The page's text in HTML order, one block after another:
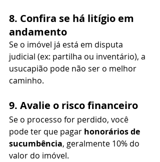
8. Confira se há litígio em
andamento
Se o imóvel já está em disputa
judicial (ex: partilha ou inventário), a
usucapião pode não ser o melhor
caminho.
9. Avalie o risco financeiro
Se o processo for perdido, você
pode ter que pagar honorários de
sucumbência, geralmente 10% do
valor do imóvel.